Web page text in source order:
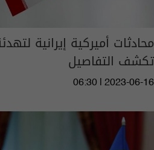
محادثات أميركية إيرانية
تكشف التفاصيل
06:30 | 2023-06-16